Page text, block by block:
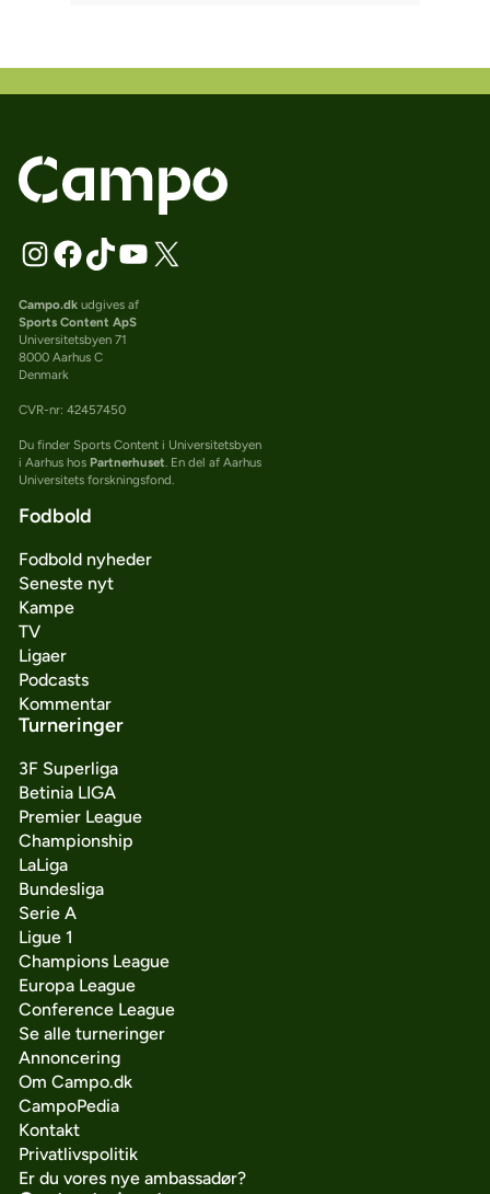
Campo.dkudgives af
Sports Content ApS
Universitetsbyen 71
8000 Aarhus C
Denmark
CVR-nr: 42457450
Du finder Sports Content i Universitetsbyen
i Aarhus hos Partnerhuset. En del af Aarhus
Universitets forskningsfond.
Fodbold
Fodbold nyheder
Seneste nyt
Kampe
TV
Ligaer
Podcasts
Kommentar
Turneringer
3F Superliga
Betinia LIGA
Premier League
Championship
LaLiga
Bundesliga
Serie A
Ligue 1
Champions League
Europa League
Conference League
Se alle turneringer
Annoncering
Om Campo.dk
CampoPedia
Kontakt
Privatlivspolitik
Er du vores nye ambassadør?